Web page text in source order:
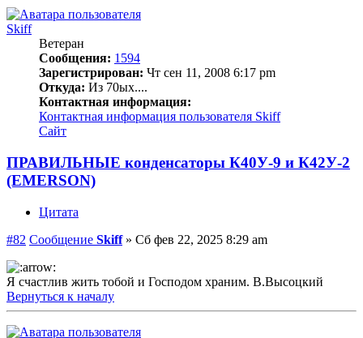
Skiff
Ветеран
Сообщения: 1594
Зарегистрирован: Чт сен 11, 2008 6:17 pm
Откуда: Из 70ых....
Контактная информация:
Контактная информация пользователя Skiff
Сайт
ПРАВИЛЬНЫЕ конденсаторы К40У-9 и К42У-2
(EMERSON)
Цитата
#82 Сообщение Skiff» Сб фев 22, 2025 8:29 am
Я счастлив жить тобой и Господом храним. В.Высоцкий
Вернуться к началу